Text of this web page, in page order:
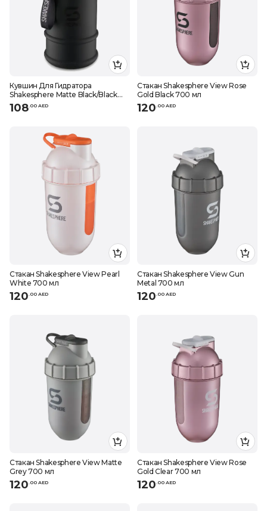
Кувшин Для Гидратора
Shakesphere Matte Black/Black
LOGO 2,2 л
108 00 AED
Стакан Shakesphere View Rose
Gold Black 700 мл
120 00 AED
Стакан Shakesphere View Pearl
White 700 мл
120 00 AED
Стакан Shakesphere View Gun
Metal 700 мл
120 00 AED
Стакан Shakesphere View Matte
Grey 700 мл
120.00 AED
Стакан Shakesphere View Rose
Gold Clear 700 мл
120.00 AED